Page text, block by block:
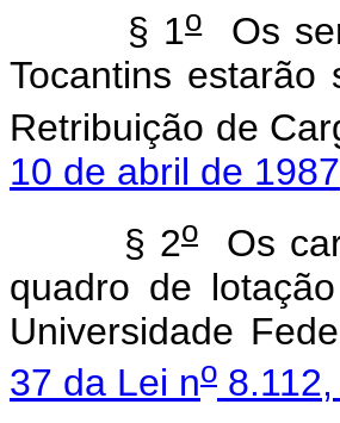
§ 1oOs
Tocantins
Retribuição de
10 de abril de 1987
§ 2o Os
quadro de
Universidade
37 da Lei no